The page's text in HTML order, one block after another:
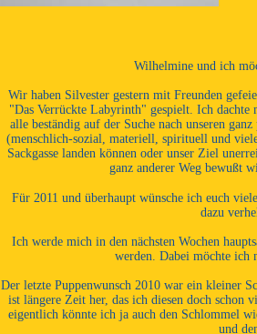
Wilhelmine und ich
Wir haben Silvester gestern mit Freunden
"Das Verrückte Labyrinth" gespielt. Ich
alle beständig auf der Suche nach unseren
(menschlich-sozial, materiell, spirituell und
Sackgasse landen können oder unser Ziel
ganz anderer Weg bewußt
Für 2011 und überhaupt wünsche ich euch
dazu
Ich werde mich in den nächsten Wochen
werden. Dabei möchte ich
Der letzte Puppenwunsch 2010 war ein kleiner
ist längere Zeit her, das ich diesen doch schon
eigentlich könnte ich ja auch den Schlommel
und